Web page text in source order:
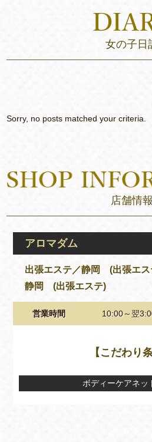
女の子日
Sorry, no posts matched your criteria.
店舗情報
アロマダム
出張エステ／静岡 (出張エス
静岡 (出張エステ)
営業時間 10:00～翌
【こだわり
ボディーケアネッ